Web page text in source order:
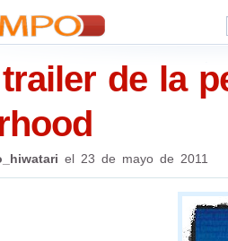
de la
el 23 de mayo de 2011